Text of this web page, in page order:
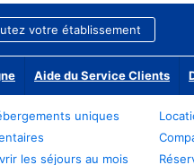
votre établissement
Aide du Service Clients
uniques
les séjours au mois